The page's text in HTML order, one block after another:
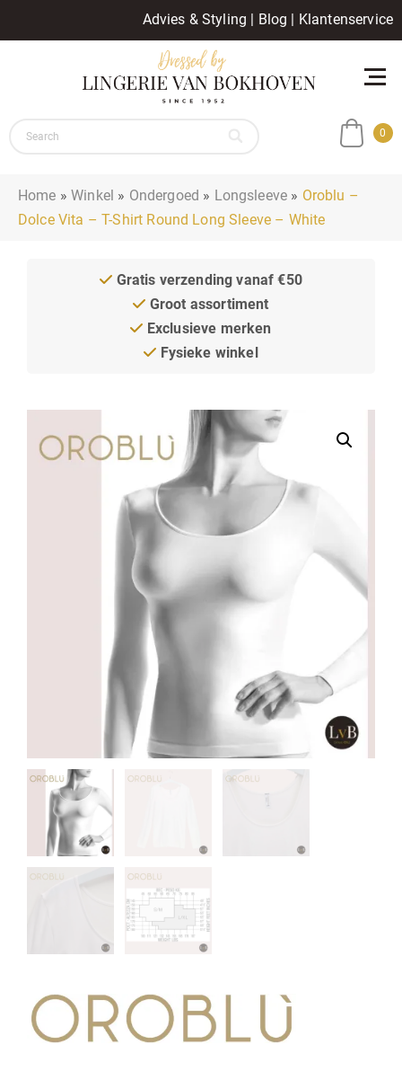
Advies & Styling | Blog | Klantenservice
0
Home »Winkel » Ondergoed » Longsleeve » Oroblu –
Dolce Vita – T-Shirt Round Long Sleeve – White
Gratis verzending vanaf €50
Groot assortiment
Exclusieve merken
Fysieke winkel